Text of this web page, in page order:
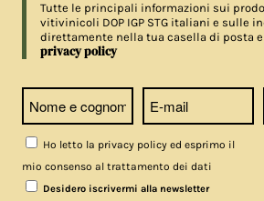
Tutte le principali informazioni sui
vitivinicoli DOP IGP STG italiani e sulle
direttamente nella tua casella di posta
privacy policy
Ho letto la privacy policy ed esprimo il
mio consenso al trattamento dei dati
Desidero iscrivermi alla newsletter